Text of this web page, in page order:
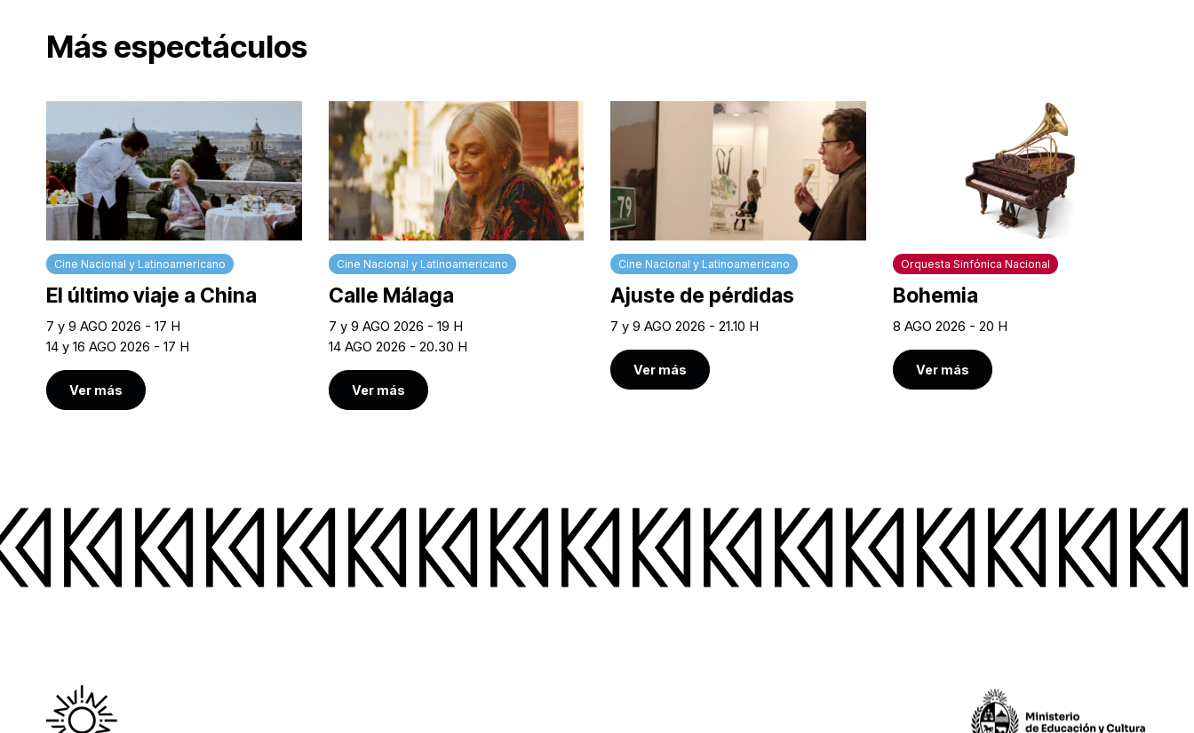
Más espectáculos
Cine Nacional y Latinoamericano
El último viaje a China
7 y 9 AGO 2026 - 17 H
14 y 16 AGO 2026 - 17 H
Ver más
Cine Nacional y Latinoamericano
Calle Málaga
7 y 9 AGO 2026 - 19 H
14 AGO 2026 - 20.30 H
Ver más
Cine Nacional y Latinoamericano
Ajuste de pérdidas
7 y 9 AGO 2026 - 21.10 H
Ver más
Orquesta Sinfónica Nacional
Bohemia
8 AGO 2026 - 20 H
Ver más